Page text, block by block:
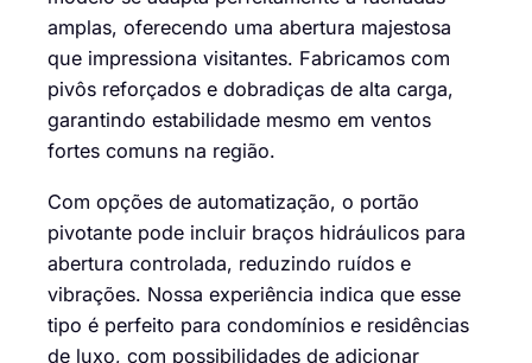
amplas, oferecendo uma abertura majestosa
que impressiona visitantes. Fabricamos com
pivôs reforçados e dobradiças de alta carga,
garantindo estabilidade mesmo em ventos
fortes comuns na região.
Com opções de automatização, o portão
pivotante pode incluir braços hidráulicos para
abertura controlada, reduzindo ruídos e
vibrações. Nossa experiência indica que esse
tipo é perfeito para condomínios e residências
de luxo, com possibilidades de adicionar